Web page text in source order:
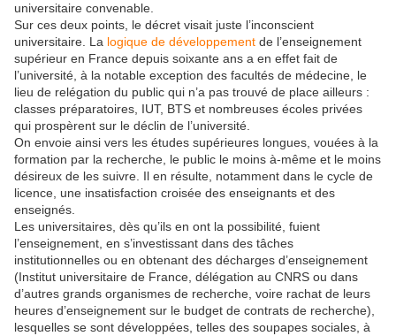
universitaire convenable.
Sur ces deux points, le décret visait juste l’inconscient
universitaire. La logique de développement de l’enseignement
supérieur en France depuis soixante ans a en effet fait de
l’université, à la notable exception des facultés de médecine, le
lieu de relégation du public qui n’a pas trouvé de place ailleurs :
classes préparatoires, IUT, BTS et nombreuses écoles privées
qui prospèrent sur le déclin de l’université.
On envoie ainsi vers les études supérieures longues, vouées à la
formation par la recherche, le public le moins à-même et le moins
désireux de les suivre. Il en résulte, notamment dans le cycle de
licence, une insatisfaction croisée des enseignants et des
enseignés.
Les universitaires, dès qu’ils en ont la possibilité, fuient
l’enseignement, en s’investissant dans des tâches
institutionnelles ou en obtenant des décharges d’enseignement
(Institut universitaire de France, délégation au CNRS ou dans
d’autres grands organismes de recherche, voire rachat de leurs
heures d’enseignement sur le budget de contrats de recherche),
lesquelles se sont développées, telles des soupapes sociales, à